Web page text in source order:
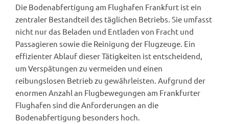
Die Bodenabfertigung am Flughafen Frankfurt ist ein
zentraler Bestandteil des täglichen Betriebs. Sie umfasst
nicht nur das Beladen und Entladen von Fracht und
Passagieren sowie die Reinigung der Flugzeuge. Ein
effizienter Ablauf dieser Tätigkeiten ist entscheidend,
um Verspätungen zu vermeiden und einen
reibungslosen Betrieb zu gewährleisten. Aufgrund der
enormen Anzahl an Flugbewegungen am Frankfurter
Flughafen sind die Anforderungen an die
Bodenabfertigung besonders hoch.